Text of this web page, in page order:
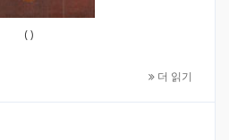
( )
더 읽기